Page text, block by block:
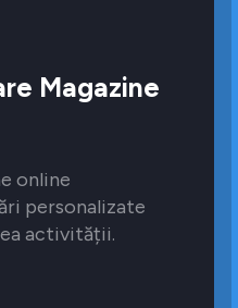
Magazine
online
personalizate
activității.